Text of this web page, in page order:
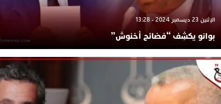
الإثنين 23 ديسمبر 2024 - 13:28
بوانو يكشِف “فضائح أخنوش”